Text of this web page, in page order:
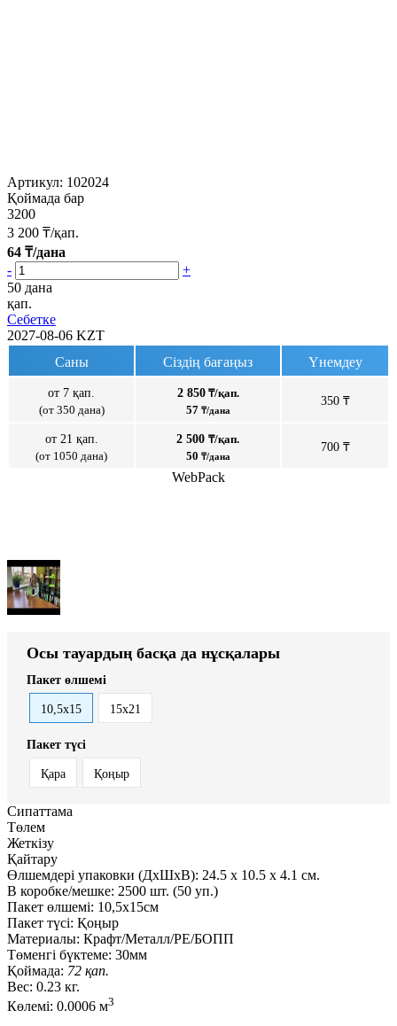
Артикул: 102024
Қоймада бар
3200
3 200 ₸/қап.
64 ₸/дана
-
+
50 дана
қап.
Себетке
2027-08-06 KZT
Саны
Сіздің бағаңыз Үнемдеу
от 7 қап.
(от 350 дана)
2 850₸/қап.
57 ₸/дана
350 ₸
от 21 қап.
(от 1050 дана)
2 500 ₸/қап.
50 ₸/дана
700 ₸
WebPack
Осы тауардың басқа да нұсқалары
Пакет өлшемі
10,5х15 15x21
Пакет түсі
Қара Қоңыр
Сипаттама
Төлем
Жеткізу
Қайтару
Өлшемдері упаковки (ДxШxВ): 24.5 x 10.5 x 4.1 см.
В коробке/мешке: 2500 шт. (50 уп.)
Пакет өлшемі: 10,5х15см
Пакет түсі: Қоңыр
Материалы: Крафт/Металл/PE/БОПП
Төменгі бүктеме: 30мм
Қоймада: 72 қап.
Вес: 0.23 кг.
Көлемі: 0.0006 м3